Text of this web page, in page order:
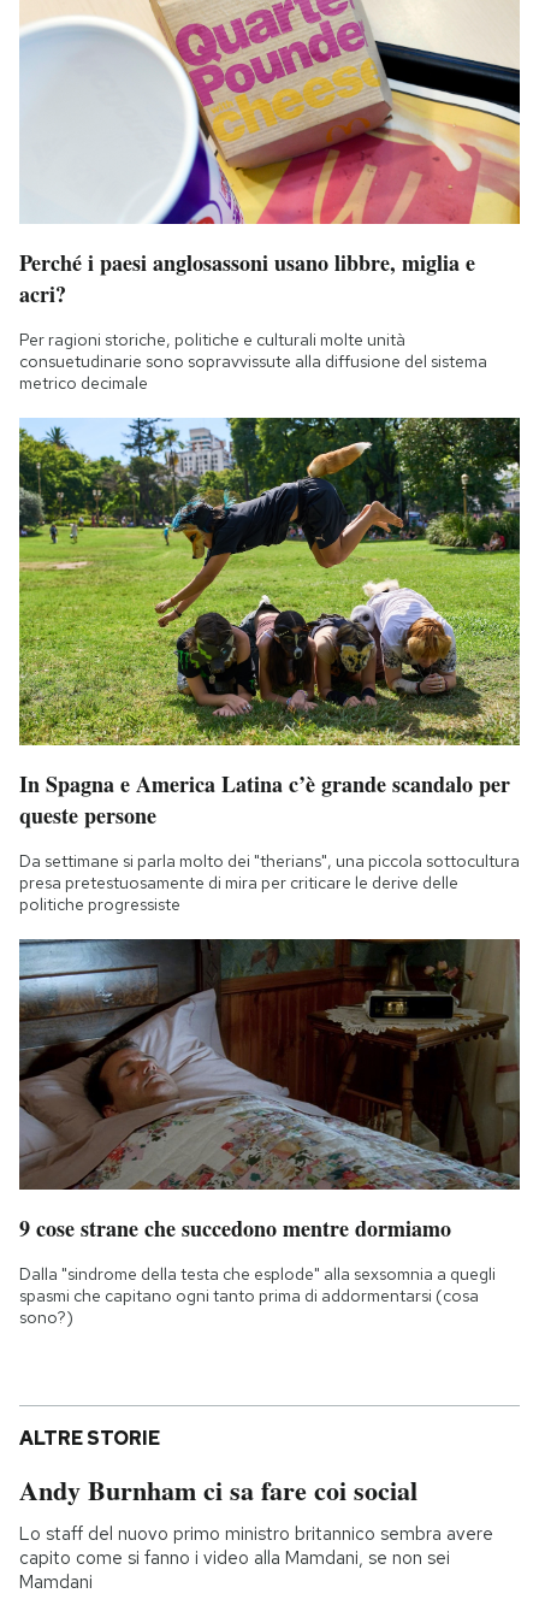
Perché i paesi anglosassoni usano libbre, miglia e
acri?
Per ragioni storiche, politiche e culturali molte unità
consuetudinarie sono sopravvissute alla diffusione del sistema
metrico decimale
In Spagna e America Latina c’è grande scandalo per
queste persone
Da settimane si parla molto dei "therians", una piccola sottocultura
presa pretestuosamente di mira per criticare le derive delle
politiche progressiste
9 cose strane che succedono mentre dormiamo
Dalla "sindrome della testa che esplode" alla sexsomnia a quegli
spasmi che capitano ogni tanto prima di addormentarsi (cosa
sono?)
ALTRE STORIE
Andy Burnham ci sa fare coi social
Lo staff del nuovo primo ministro britannico sembra avere
capito come si fanno i video alla Mamdani, se non sei
Mamdani